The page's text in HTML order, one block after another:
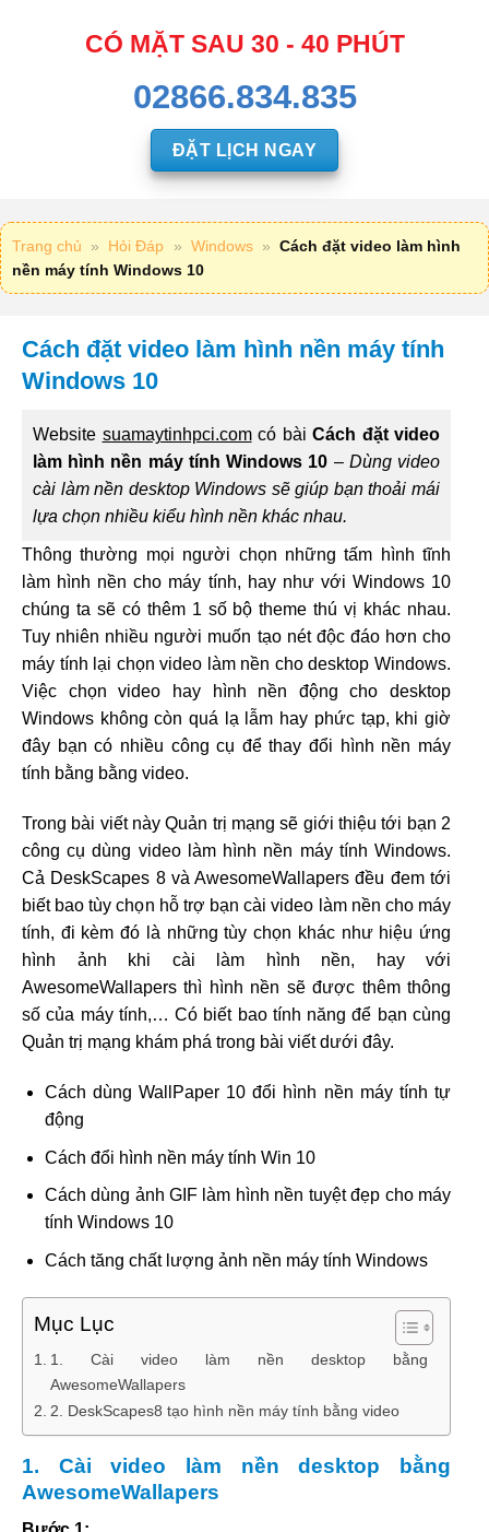
CÓ MẶT SAU 30 - 40 PHÚT
02866.834.835
ĐẶT LỊCH NGAY
Trang chủ » Hỏi Đáp » Windows » Cách đặt video làm hình
nền máy tính Windows 10
Cách đặt video làm hình nền máy tính
Windows 10
Website suamaytinhpci.comcó bài Cách đặt video
làm hình nền máy tính Windows 10 – Dùng video
cài làm nền desktop Windows sẽ giúp bạn thoải mái
lựa chọn nhiều kiểu hình nền khác nhau.
Thông thường mọi người chọn những tấm hình tĩnh
làm hình nền cho máy tính, hay như với Windows 10
chúng ta sẽ có thêm 1 số bộ theme thú vị khác nhau.
Tuy nhiên nhiều người muốn tạo nét độc đáo hơn cho
máy tính lại chọn video làm nền cho desktop Windows.
Việc chọn video hay hình nền động cho desktop
Windows không còn quá lạ lẫm hay phức tạp, khi giờ
đây bạn có nhiều công cụ để thay đổi hình nền máy
tính bằng bằng video.
Trong bài viết này Quản trị mạng sẽ giới thiệu tới bạn 2
công cụ dùng video làm hình nền máy tính Windows.
Cả DeskScapes 8 và AwesomeWallapers đều đem tới
biết bao tùy chọn hỗ trợ bạn cài video làm nền cho máy
tính, đi kèm đó là những tùy chọn khác như hiệu ứng
hình ảnh khi cài làm hình nền, hay với
AwesomeWallapers thì hình nền sẽ được thêm thông
số của máy tính,… Có biết bao tính năng để bạn cùng
Quản trị mạng khám phá trong bài viết dưới đây.
Cách dùng WallPaper 10 đổi hình nền máy tính tự
động
Cách đổi hình nền máy tính Win 10
Cách dùng ảnh GIF làm hình nền tuyệt đẹp cho máy
tính Windows 10
Cách tăng chất lượng ảnh nền máy tính Windows
Mục Lục
1. Cài video làm nền desktop bằng
AwesomeWallapers
2. DeskScapes8 tạo hình nền máy tính bằng video
1. Cài video làm nền desktop bằng
AwesomeWallapers